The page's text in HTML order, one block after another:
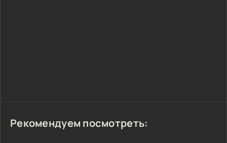
Рекомендуем посмотреть: